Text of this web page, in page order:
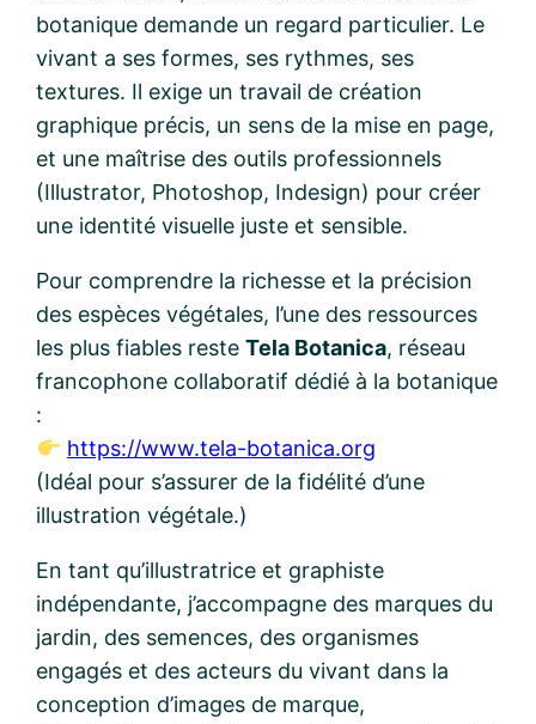
botanique demande un regard particulier. Le
vivant a ses formes, ses rythmes, ses
textures. Il exige un travail de création
graphique précis, un sens de la mise en page,
et une maîtrise des outils professionnels
(Illustrator, Photoshop, Indesign) pour créer
une identité visuelle juste et sensible.
Pour comprendre la richesse et la précision
des espèces végétales, l’une des ressources
les plus fiables resteTela Botanica, réseau
francophone collaboratif dédié à la botanique
:
https://www.tela-botanica.org
(Idéal pour s’assurer de la fidélité d’une
illustration végétale.)
En tant qu’illustratrice et graphiste
indépendante, j’accompagne des marques du
jardin, des semences, des organismes
engagés et des acteurs du vivant dans la
conception d’images de marque,